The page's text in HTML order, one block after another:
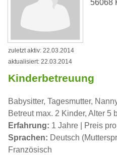
56068
zuletzt aktiv: 22.03.2014
aktualisiert: 22.03.2014
Kinderbetreuung
Babysitter, Tagesmutter,
Betreut max. 2 Kinder, Alter 5
Erfahrung: 1 Jahre | Preis
Sprachen: Deutsch
Französisch